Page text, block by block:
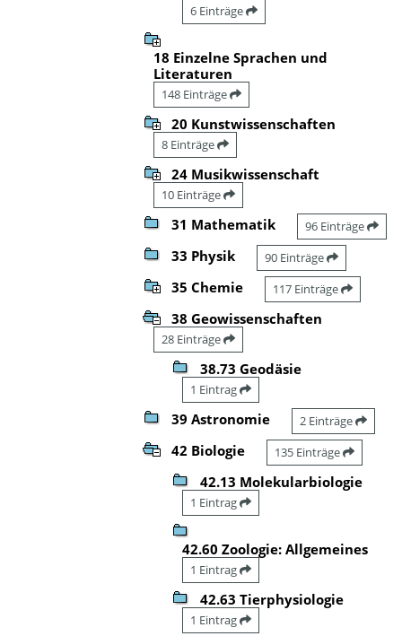
6 Einträge
18 Einzelne Sprachen und
Literaturen
148 Einträge
20 Kunstwissenschaften
8 Einträge
24 Musikwissenschaft
10 Einträge
31 Mathematik 96 Einträge
33 Physik 90 Einträge
35 Chemie 117 Einträge
38 Geowissenschaften
28 Einträge
38.73 Geodäsie
1 Eintrag
39 Astronomie 2 Einträge
42 Biologie 135 Einträge
42.13 Molekularbiologie
1 Eintrag
42.60 Zoologie: Allgemeines
1 Eintrag
42.63 Tierphysiologie
1 Eintrag